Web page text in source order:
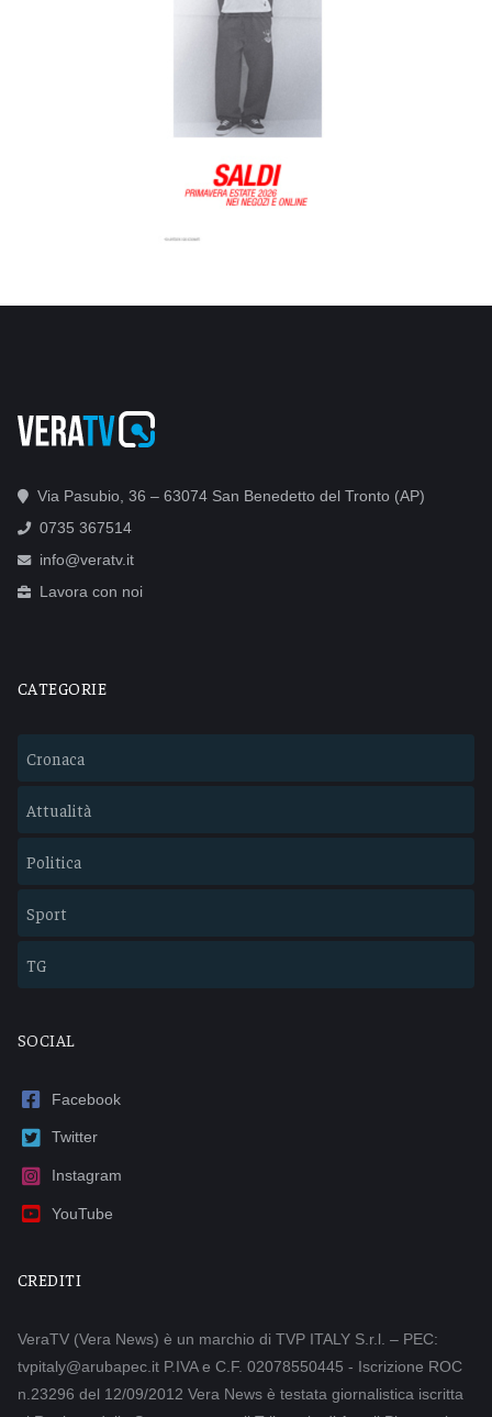
Via Pasubio, 36 – 63074 San Benedetto del Tronto (AP)
0735 367514
info@veratv.it
Lavora con noi
CATEGORIE
Cronaca
Attualità
Politica
Sport
TG
SOCIAL
Facebook
Twitter
Instagram
YouTube
CREDITI
VeraTV (Vera News) è un marchio di TVP ITALY S.r.l. – PEC:
tvpitaly@arubapec.it P.IVA e C.F. 02078550445 - Iscrizione ROC
n.23296 del 12/09/2012 Vera News è testata giornalistica iscritta